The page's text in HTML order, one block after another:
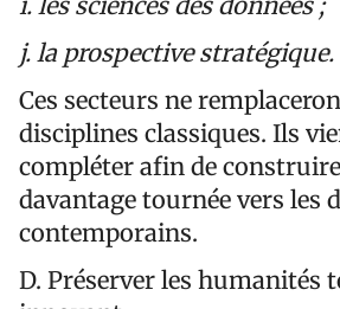
j. la prospective stratégique.
Ces secteurs ne
disciplines classiques. Ils
compléter afin de
davantage tournée vers les
contemporains.
D. Préserver les humanités